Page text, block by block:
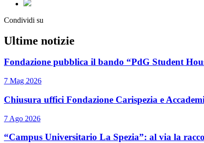
Condividi su
Ultime notizie
Fondazione pubblica il bando “PdG Student
7 Mag 2026
Chiusura uffici Fondazione Carispezia e
7 Ago 2026
“Campus Universitario La Spezia”: al via la